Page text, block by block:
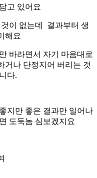
고 있어요
이 없는데 결과부터 생
해요
바라면서 자기 마음대로
거나 단정지어 버리는 것
다.
지만 좋은 결과만 일어나
도둑놈 심보겠지요